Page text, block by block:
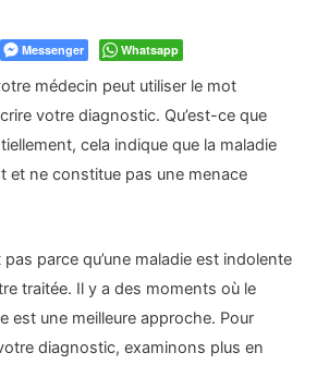
Messenger Whatsapp
médecin peut utiliser le mot
votre diagnostic. Qu’est-ce que
cela indique que la maladie
et ne constitue pas une menace
pas parce qu’une maladie est indolente
traitée. Il y a des moments où le
est une meilleure approche. Pour
diagnostic, examinons plus en